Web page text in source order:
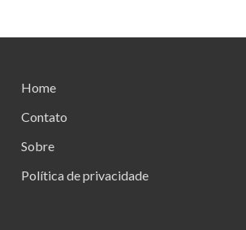
Home
Contato
Sobre
Política de privacidade